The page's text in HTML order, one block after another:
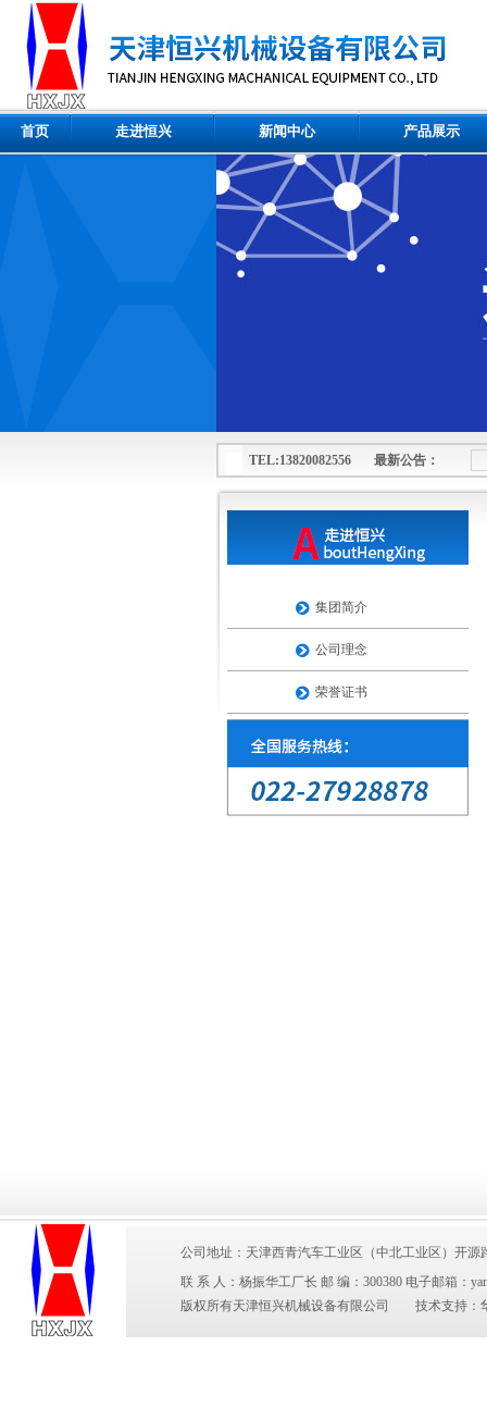
首页 走进恒兴 新闻中心 产品展示
TEL:13820082556 最新公告：
集团简介
公司理念
荣誉证书
公司地址：天津西青汽车工业区（中北工业区）开源
联 系 人：杨振华工厂长 邮 编：300380 电子邮箱：
版权所有天津恒兴机械设备有限公司 技术支持：